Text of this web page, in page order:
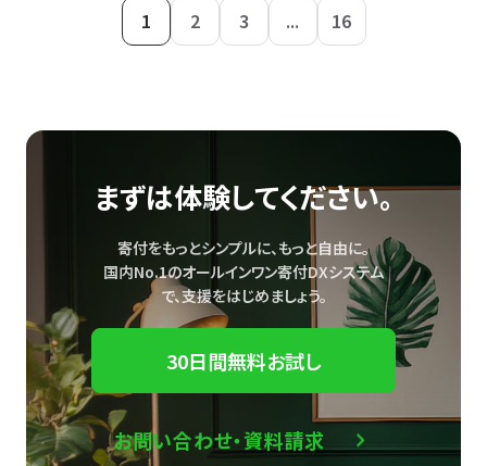
1 2 3 ... 16
まずは体験してください。
寄付をもっとシンプルに、もっと自由に。
国内No.1のオールインワン寄付DXシステム
で、支援をはじめましょう。
30日間無料お試し
お問い合わせ・資料請求